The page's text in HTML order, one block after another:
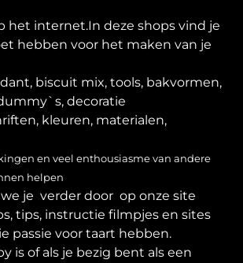
het internet.In deze shops vind je
hebben voor het maken van je
biscuit mix, tools, bakvormen,
decoratie
kleuren, materialen,
en veel enthousiasme van andere
helpen
je verder door op onze site
tips, instructie filmpjes en sites
passie voor taart hebben.
is of als je bezig bent als een